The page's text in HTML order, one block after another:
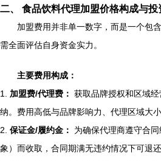
二、 食品饮料代理加盟价格构成与投
加盟费用并非单一数字，而是一个包
需全面评估自身资金实力。
主要费用构成：
1. 加盟费/代理费： 获取品牌授权和区域
纳。费用高低与品牌影响力、代理区域大
2. 保证金/履约金：
为确保代理商遵守合
象）而收取，合同期满无违约情况下可退还